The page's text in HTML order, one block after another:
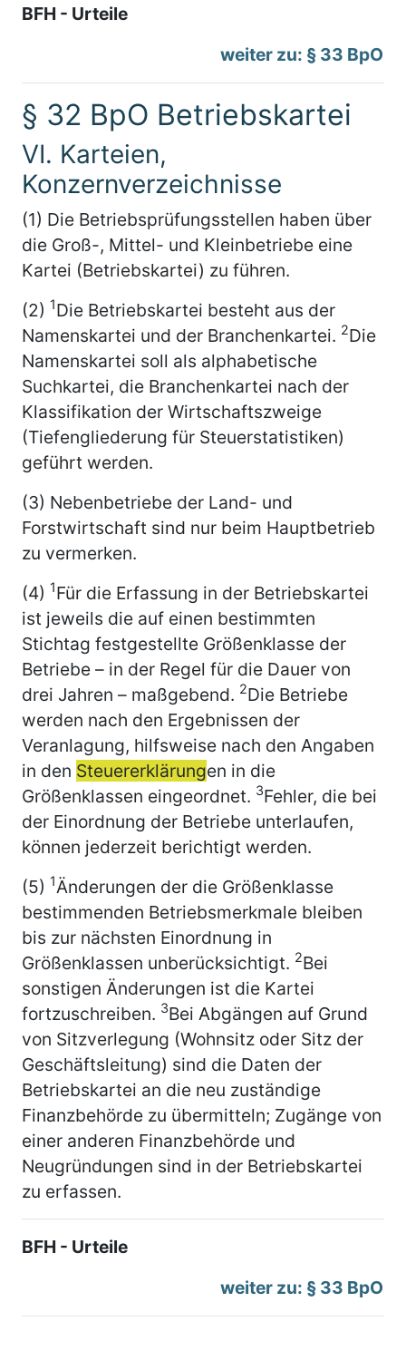
BFH - Urteile
weiter zu: § 33 BpO
§ 32 BpO Betriebskartei
VI. Karteien,
Konzernverzeichnisse
(1) Die Betriebsprüfungsstellen haben über
die Groß-, Mittel- und Kleinbetriebe eine
Kartei (Betriebskartei) zu führen.
(2) 1Die Betriebskartei besteht aus der
Namenskartei und der Branchenkartei. 2Die
Namenskartei soll als alphabetische
Suchkartei, die Branchenkartei nach der
Klassifikation der Wirtschaftszweige
(Tiefengliederung für Steuerstatistiken)
geführt werden.
(3) Nebenbetriebe der Land- und
Forstwirtschaft sind nur beim Hauptbetrieb
zu vermerken.
(4) 1Für die Erfassung in der Betriebskartei
ist jeweils die auf einen bestimmten
Stichtag festgestellte Größenklasse der
Betriebe – in der Regel für die Dauer von
drei Jahren – maßgebend. 2Die Betriebe
werden nach den Ergebnissen der
Veranlagung, hilfsweise nach den Angaben
in den Steuererklärungen in die
Größenklassen eingeordnet. 3Fehler, die bei
der Einordnung der Betriebe unterlaufen,
können jederzeit berichtigt werden.
(5) 1Änderungen der die Größenklasse
bestimmenden Betriebsmerkmale bleiben
bis zur nächsten Einordnung in
Größenklassen unberücksichtigt. 2Bei
sonstigen Änderungen ist die Kartei
fortzuschreiben. 3Bei Abgängen auf Grund
von Sitzverlegung (Wohnsitz oder Sitz der
Geschäftsleitung) sind die Daten der
Betriebskartei an die neu zuständige
Finanzbehörde zu übermitteln; Zugänge von
einer anderen Finanzbehörde und
Neugründungen sind in der Betriebskartei
zu erfassen.
BFH - Urteile
weiter zu: § 33 BpO